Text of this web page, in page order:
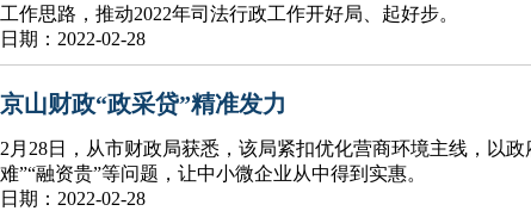
工作思路，推动2022年司法行政工作开好局、起好步。
日期：2022-02-28
京山财政“政采贷”精准发力
2月28日，从市财政局获悉，该局紧扣优化营商环境主线，以
难”“融资贵”等问题，让中小微企业从中得到实惠。
日期：2022-02-28